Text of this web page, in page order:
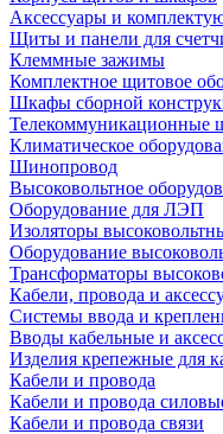
Аксессуары и
Щиты и панели для
Клеммные зажимы
Комплектное щитовое
Шкафы сборной
Телекоммуникационные
Климатическое
Шинопровод
Высоковольтное
Оборудование для ЛЭП
Изоляторы
Оборудование
Трансформаторы
Кабели, провода и
Системы ввода и
Вводы кабельные и
Изделия крепежные для
Кабели и провода
Кабели и провода
Кабели и провода связи